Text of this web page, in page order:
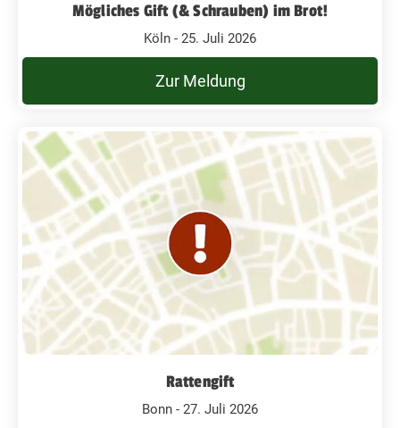
Mögliches Gift (& Schrauben) im Brot!
Köln - 25. Juli 2026
Zur Meldung
Rattengift
Bonn - 27. Juli 2026